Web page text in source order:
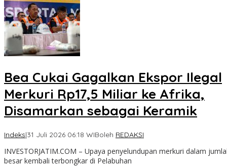
Bea Cukai Gagalkan Ekspor Ilegal
Merkuri Rp17,5 Miliar ke Afrika,
Disamarkan sebagai Keramik
Indeks|31 Juli 2026 06:18 WIBoleh REDAKSI
INVESTORJATIM.COM – Upaya penyelundupan merkuri dalam
besar kembali terbongkar di Pelabuhan